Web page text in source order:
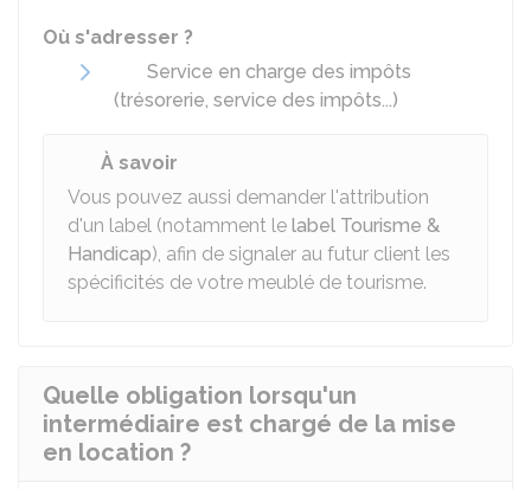
Où s'adresser ?
Service en charge des impôts
(trésorerie, service des impôts...)
À savoir
Vous pouvez aussi demander l'attribution
d'un label (notamment le label Tourisme &
Handicap), afin de signaler au futur client les
spécificités de votre meublé de tourisme.
Quelle obligation lorsqu'un
intermédiaire est chargé de la mise
en location ?